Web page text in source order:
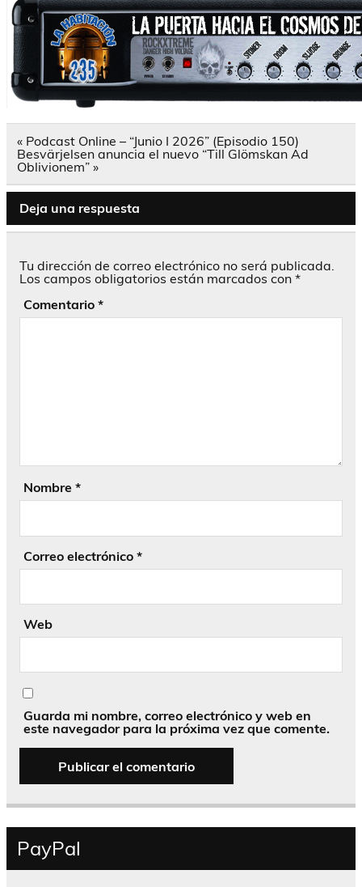
Navegación
de
entradas
« Podcast Online – “Junio I 2026” (Episodio 150)
Besvärjelsen anuncia el nuevo “Till Glömskan Ad
Oblivionem” »
Deja una respuesta
Tu dirección de correo electrónico no será publicada.
Los campos obligatorios están marcados con *
Comentario *
Nombre *
Correo electrónico *
Web
Guarda mi nombre, correo electrónico y web en
este navegador para la próxima vez que comente.
PayPal